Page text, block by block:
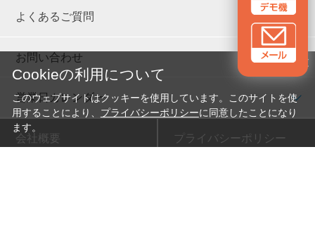
よくあるご質問
お問い合わせ
営業日カレンダー
会社概要 プライバシーポリシー
✕
Cookieの利用について
このウェブサイトはクッキーを使用しています。このサイトを使
用することにより、 プライバシーポリシーに同意したことになり
ます。